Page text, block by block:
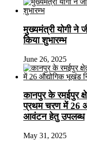
मुख्यमंत्री योगी ने
किया शुभारम्भ
June 26, 2025
कानपुर के रमईपुर
प्रथम चरण में 26
आवंटन हेतु उपलब्ध
May 31, 2025